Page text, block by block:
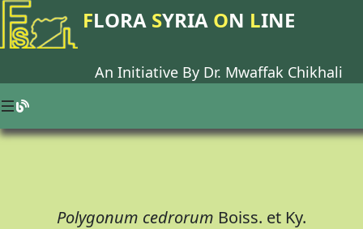
FLORA SYRIA ON LINE
An Initiative By Dr. Mwaffak Chikhali
Polygonum cedrorum Boiss. et Ky.